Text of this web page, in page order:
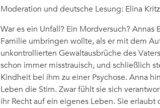
Moderation und deutsche Lesung: Elina
War es ein Unfall? Ein Mordversuch?
Familie umbringen wollte, als er mit dem
unkontrollierten Gewaltausbrüche des
schon immer misstrauisch, und schließlich
Kindheit bei ihm zu einer Psychose. Anna
Leben die Stirn. Zwar fühlt sie sich
ihr Recht auf ein eigenes Leben. Sie